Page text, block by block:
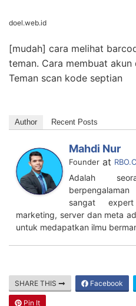
doel.web.id
[mudah] cara melihat
teman. Cara membuat akun
Teman scan kode septian
Author Recent Posts
Mahdi Nur
Founder at
Adalah
sangat
marketing, server dan meta
untuk medapatkan ilmu
SHARE THIS Facebook
Pin It